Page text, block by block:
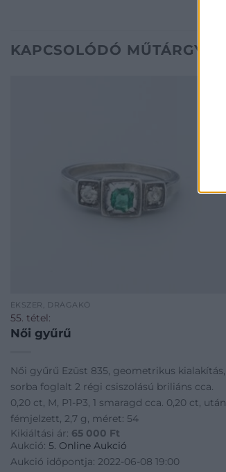
KAPCSOLÓDÓ MŰTÁRGYAK
ÉKSZER, DRÁGAKŐ
55. tétel:
Női gyűrű
Női gyűrű Ezüst 835, geometrikus kialakítás,
sorba foglalt 2 régi csiszolású briliáns cca.
0,20 ct, M, P1-P3, 1 smaragd cca. 0,20 ct, után
fémjelzett, 2,7 g, méret: 54
Kikiáltási ár: 65 000 Ft
Aukció: 5. Online Aukció
Aukció időpontja: 2022-06-08 19:00